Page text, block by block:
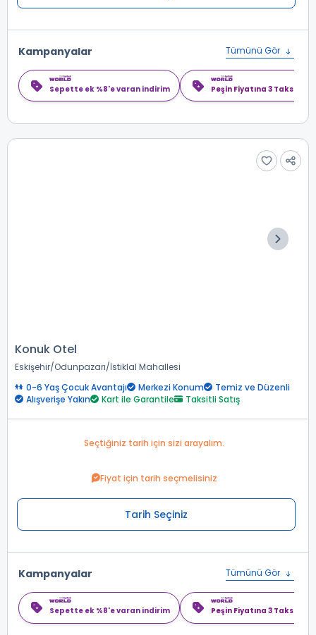
Kampanyalar Tümünü Gör
Sepette ek %8'e varan indirim Peşin Fiyatına 3 Taksit
Konuk Otel
Eskişehir Odunpazarı İstiklal Mahallesi
0-6 Yaş Çocuk Avantajı
Merkezi Konum
Temiz ve Düzenli
Alışverişe Yakın
Kart ile Garantile Taksitli Satış
Seçtiğiniz tarih için sizi arayalım.
Fiyat için tarih seçmelisiniz
Tarih Seçiniz
Kampanyalar Tümünü Gör
Sepette ek %8'e varan indirim Peşin Fiyatına 3 Taksit